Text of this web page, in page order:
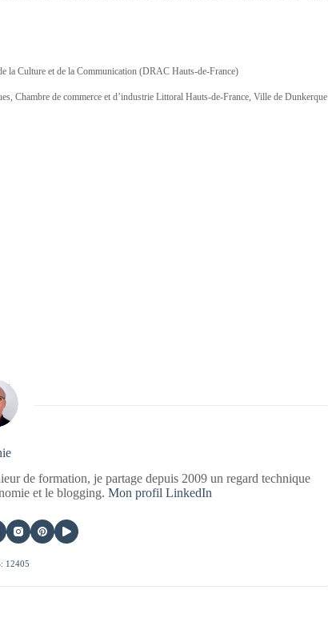
la Culture et de la Communication (DRAC Hauts-de-France)
Chambre de commerce et d’industrie Littoral Hauts-de-France, Ville de Dunkerque
de formation, je partage depuis 2009 un regard technique
et le blogging.Mon profil LinkedIn
12405